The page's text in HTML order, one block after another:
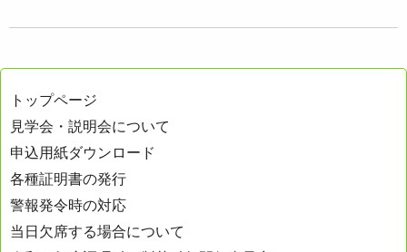
トップページ
見学会・説明会について
申込用紙ダウンロード
各種証明書の発行
警報発令時の対応
当日欠席する場合について